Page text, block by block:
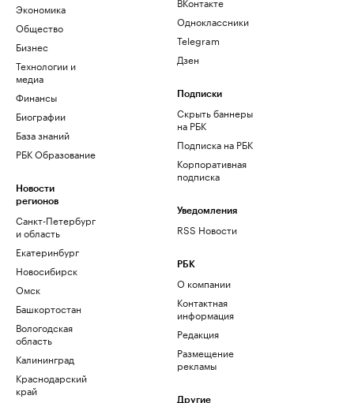
Экономика
Общество
Бизнес
Технологии и
медиа
Финансы
Биографии
База знаний
РБК Образование
Новости
регионов
Санкт-Петербург
и область
Екатеринбург
Новосибирск
Омск
Башкортостан
Вологодская
область
Калининград
Краснодарский
край
Одноклассники
Telegram
Дзен
Подписки
Скрыть баннеры
на РБК
Подписка на РБК
Корпоративная
подписка
Уведомления
RSS Новости
РБК
О компании
Контактная
информация
Редакция
Размещение
рекламы
Другие